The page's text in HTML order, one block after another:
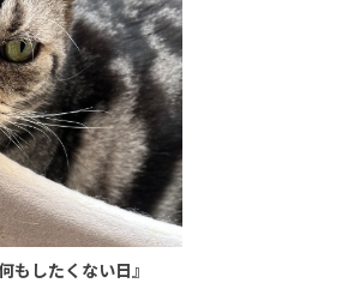
もしたくない日』